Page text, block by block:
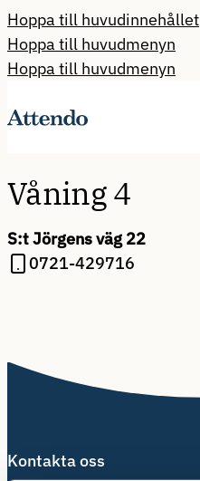
Hoppa till huvudinnehållet
Hoppa till huvudmenyn
Hoppa till huvudmenyn
Våning 4
S:t Jörgens väg 22
0721-429716
Kontakta oss